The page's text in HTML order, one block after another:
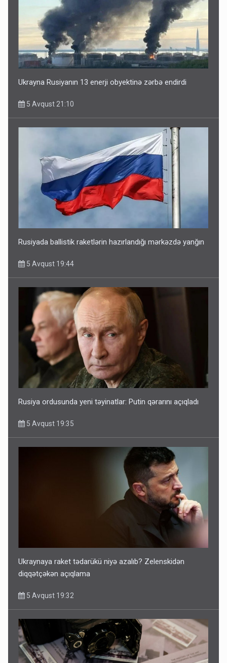
Ukrayna Rusiyanın 13 enerji obyektinə zərbə endirdi
5 Avqust 21:10
Rusiyada ballistik raketlərin hazırlandığı mərkəzdə yanğın
5 Avqust 19:44
Rusiya ordusunda yeni təyinatlar: Putin qərarını açıqladı
5 Avqust 19:35
Ukraynaya raket tədarükü niyə azalıb? Zelenskidən
diqqətçəkən açıqlama
5 Avqust 19:32